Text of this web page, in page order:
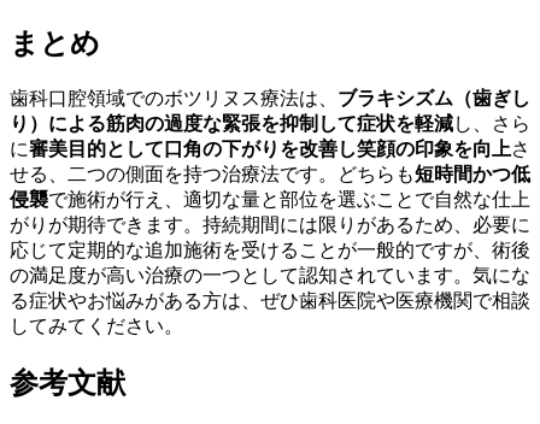
まとめ
歯科口腔領域でのボツリヌス療法は、 ブラキシズム（歯ぎし
り）による筋肉の過度な緊張を抑制して症状を軽減し、さら
に審美目的として口角の下がりを改善し笑顔の印象を向上さ
せる、二つの側面を持つ治療法です。どちらも短時間かつ低
侵襲で施術が行え、適切な量と部位を選ぶことで自然な仕上
がりが期待できます。持続期間には限りがあるため、必要に
応じて定期的な追加施術を受けることが一般的ですが、術後
の満足度が高い治療の一つとして認知されています。気にな
る症状やお悩みがある方は、ぜひ歯科医院や医療機関で相談
してみてください。
参考文献